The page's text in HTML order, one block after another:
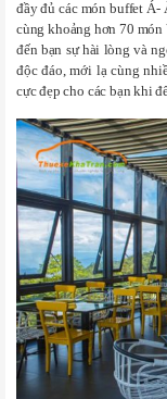
đầy đủ các món buffet
cùng khoảng hơn 70 món
đến bạn sự hài lòng và
độc đáo, mới lạ cùng
cực đẹp cho các bạn khi